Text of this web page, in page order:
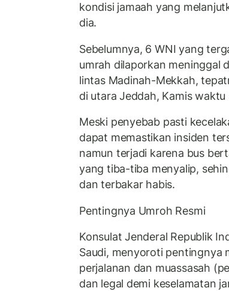
kondisi jamaah yang
dia.
Sebelumnya, 6 WNI yang
umrah dilaporkan meninggal
lintas Madinah-Mekkah,
di utara Jeddah, Kamis waktu
Meski penyebab pasti
dapat memastikan insiden
namun terjadi karena bus
yang tiba-tiba menyalip,
dan terbakar habis.
Pentingnya Umroh Resmi
Konsulat Jenderal Republik
Saudi, menyoroti pentingnya
perjalanan dan muassasah
dan legal demi keselamatan